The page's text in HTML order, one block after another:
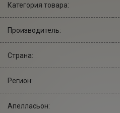
Категория товара:
Производитель:
Страна:
Регион:
Апелласьон: